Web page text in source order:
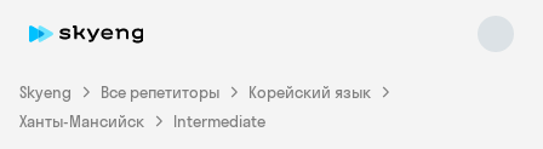
Skyeng Все репетиторы
Корейский язык
Ханты-Мансийск
Intermediate